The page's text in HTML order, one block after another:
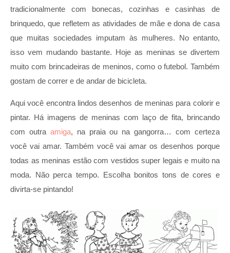
tradicionalmente com bonecas, cozinhas e casinhas de
brinquedo, que refletem as atividades de mãe e dona de casa
que muitas sociedades imputam às mulheres. No entanto,
isso vem mudando bastante. Hoje as meninas se divertem
muito com brincadeiras de meninos, como o futebol. Também
gostam de correr e de andar de bicicleta.
Aqui você encontra lindos desenhos de meninas para colorir e
pintar. Há imagens de meninas com laço de fita, brincando
com outra amiga, na praia ou na gangorra… com certeza
você vai amar. Também você vai amar os desenhos porque
todas as meninas estão com vestidos super legais e muito na
moda. Não perca tempo. Escolha bonitos tons de cores e
divirta-se pintando!